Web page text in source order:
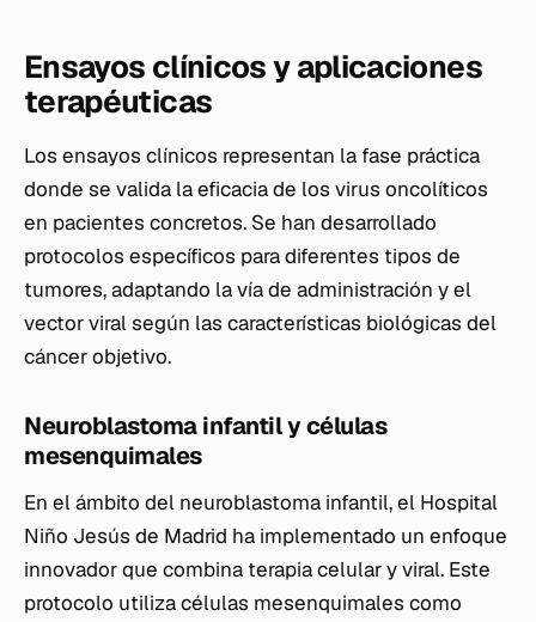
Ensayos clínicos y aplicaciones
terapéuticas
Los ensayos clínicos representan la fase práctica
donde se valida la eficacia de los virus oncolíticos
en pacientes concretos. Se han desarrollado
protocolos específicos para diferentes tipos de
tumores, adaptando la vía de administración y el
vector viral según las características biológicas del
cáncer objetivo.
Neuroblastoma infantil y células
mesenquimales
En el ámbito del neuroblastoma infantil, el Hospital
Niño Jesús de Madrid ha implementado un enfoque
innovador que combina terapia celular y viral. Este
protocolo utiliza células mesenquimales como